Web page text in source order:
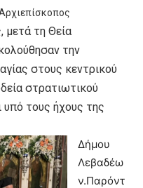
μετά τη Θεία
την
στους κεντρικού
στρατιωτικού
τους ήχους της
Δήμου
Λεβαδέω
ν.Παρόντ